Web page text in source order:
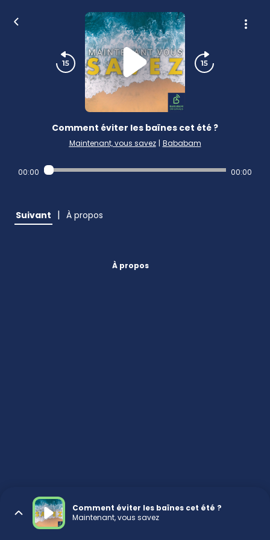
Comment éviter les baïnes cet été ?
Maintenant, vous savez | Bababam
00:00 00:00
Suivant | À propos
À propos
Comment éviter les baïnes cet été ?
Maintenant, vous savez